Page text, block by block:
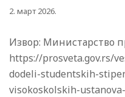
2. март 2026.
Извор: Министарство
https://prosveta.gov.rs/
dodeli-studentskih-
visokoskolskih-